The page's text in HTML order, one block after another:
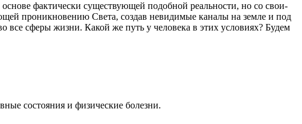
фак­ти­че­ски суще­ству­ю­щей подоб­ной реаль­но­сти, но со сво­и­
про­ник­но­ве­нию Све­та, создав неви­ди­мые кана­лы на зем­ле и под
все сфе­ры жиз­ни. Какой же путь у чело­ве­ка в этих усло­ви­ях? Будем
состо­я­ния и физи­че­ские болезни.